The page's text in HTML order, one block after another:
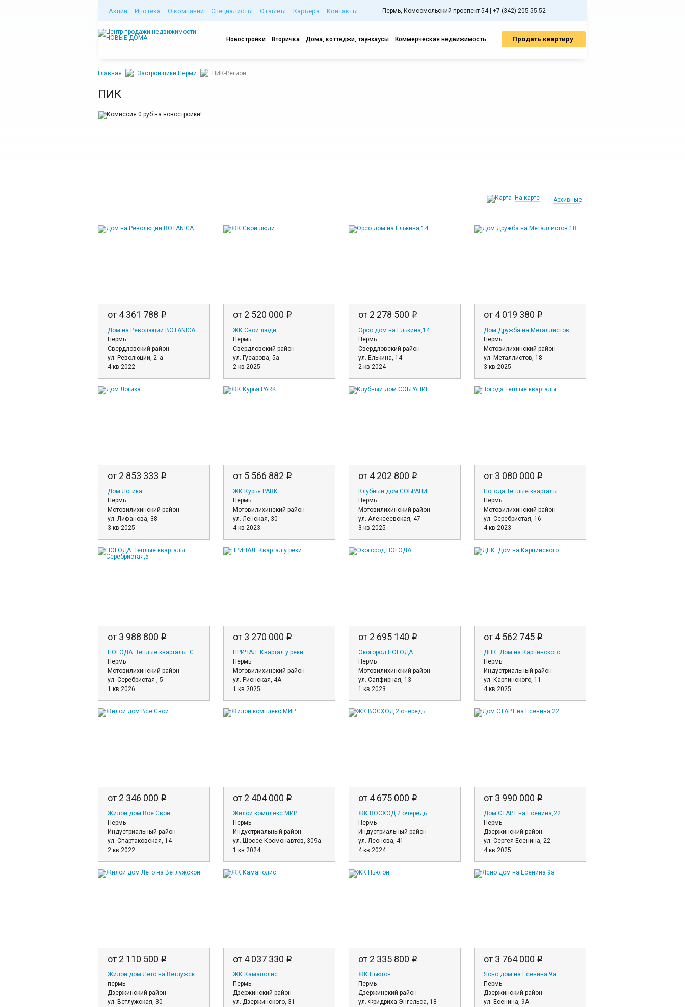
Акции Ипотека О компании Специалисты Отзывы Карьера Контакты Пермь, Комсомольский проспект 54 | +7 (342) 205-55-52
Новостройки Вторичка Дома, коттеджи, таунхаусы Коммерческая недвижимость Продать квартиру
Главная Застройщики Перми ПИК-Регион
ПИК
На карте Архивные
от 4 361 788 i
Дом на Революции BOTANICA
Пермь
Свердловский район
ул. Революции, 2_а
4 кв 2022
от 2 520 000 i
ЖК Свои люди
Пермь
Свердловский район
ул. Гусарова, 5а
2 кв 2025
от 2 278 500 i
Орсо дом на Елькина,14
Пермь
Свердловский район
ул. Елькина, 14
2 кв 2024
от 4 019 380 i
Дом Дружба на Металлистов 18
Пермь
Мотовилихинский район
ул. Металлистов, 18
3 кв 2025
от 2 853 333 i
Дом Логика
Пермь
Мотовилихинский район
ул. Лифанова, 38
3 кв 2025
от 5 566 882 i
ЖК Курья PARK
Пермь
Мотовилихинский район
ул. Ленская, 30
4 кв 2023
от 4 202 800 i
Клубный дом СОБРАНИЕ
Пермь
Мотовилихинский район
ул. Алексеевская, 47
3 кв 2025
от 3 080 000 i
Погода Теплые кварталы
Пермь
Мотовилихинский район
ул. Серебристая, 16
4 кв 2023
от 3 988 800 i
ПОГОДА. Теплые кварталы. Серебристая,5
Пермь
Мотовилихинский район
ул. Серебристая , 5
1 кв 2026
от 3 270 000 i
ПРИЧАЛ. Квартал у реки
Пермь
Мотовилихинский район
ул. Рионская, 4А
1 кв 2025
от 2 695 140 i
Экогород ПОГОДА
Пермь
Мотовилихинский район
ул. Сапфирная, 13
1 кв 2023
от 4 562 745 i
ДНК. Дом на Карпинского
Пермь
Индустриальный район
ул. Карпинского, 11
4 кв 2025
от 2 346 000 i
Жилой дом Все Свои
Пермь
Индустриальный район
ул. Спартаковская, 14
2 кв 2022
от 2 404 000 i
Жилой комплекс МИР
Пермь
Индустриальный район
ул. Шоссе Космонавтов, 309а
1 кв 2024
от 4 675 000 i
ЖК ВОСХОД 2 очередь
Пермь
Индустриальный район
ул. Леонова, 41
4 кв 2024
от 3 990 000 i
Дом СТАРТ на Есенина,22
Пермь
Дзержинский район
ул. Сергея Есенина, 22
4 кв 2025
от 2 110 500 i
Жилой дом Лето на Ветлужской
пермь
Дзержинский район
ул. Ветлужская, 30
от 4 037 330 i
ЖК Камаполис.
Пермь
Дзержинский район
ул. Дзержинского, 31
от 2 335 800 i
ЖК Ньютон
Пермь
Дзержинский район
ул. Фридриха Энгельса, 18
от 3 764 000 i
Ясно дом на Есенина 9а
Пермь
Дзержинский район
ул. Есенина, 9А